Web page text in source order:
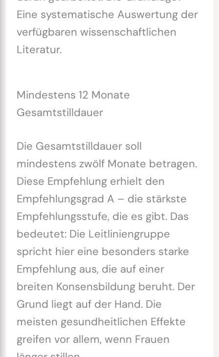
Eine systematische Auswertung der
verfügbaren wissenschaftlichen
Literatur.
Mindestens 12 Monate
Gesamtstilldauer
Die Gesamtstilldauer soll
mindestens zwölf Monate betragen.
Diese Empfehlung erhielt den
Empfehlungsgrad A – die stärkste
Empfehlungsstufe, die es gibt. Das
bedeutet: Die Leitliniengruppe
spricht hier eine besonders starke
Empfehlung aus, die auf einer
breiten Konsensbildung beruht. Der
Grund liegt auf der Hand. Die
meisten gesundheitlichen Effekte
greifen vor allem, wenn Frauen